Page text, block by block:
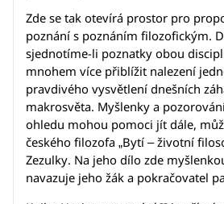
Zde se tak otevírá prostor pro
poznání s poznáním filozofickým.
sjednotíme-li poznatky obou
mnohem více přiblížit nalezení
pravdivého vysvětlení dnešních
makrosvěta. Myšlenky a
ohledu mohou pomoci jít dále,
českého filozofa „Bytí – životní
Zezulky. Na jeho dílo zde
navazuje jeho žák a pokračovatel